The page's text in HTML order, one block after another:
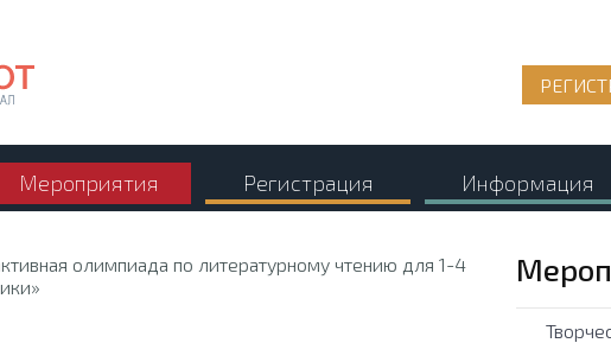
Мероприятия Регистрация Информация